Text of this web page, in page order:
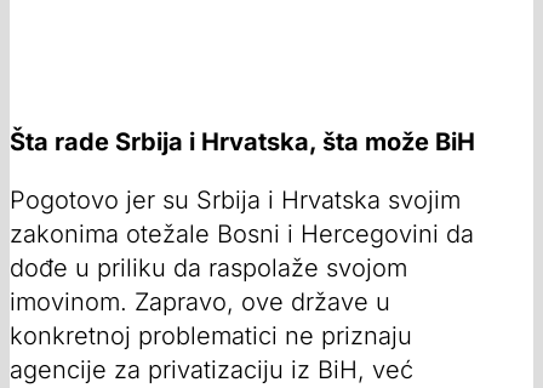
Šta rade Srbija i Hrvatska, šta može BiH
Pogotovo jer su Srbija i Hrvatska svojim
zakonima otežale Bosni i Hercegovini da
dođe u priliku da raspolaže svojom
imovinom. Zapravo, ove države u
konkretnoj problematici ne priznaju
agencije za privatizaciju iz BiH, već